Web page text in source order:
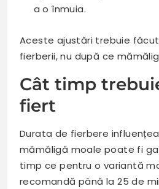
a o înmuia.
Aceste ajustări trebuie
fierberii, nu după ce
Cât timp
fiert
Durata de fierbere
mămăligă moale poate fi
timp ce pentru o variantă
recomandă până la 25 de